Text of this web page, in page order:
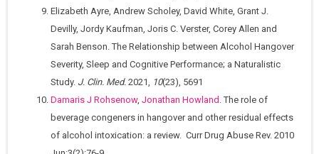
Elizabeth Ayre, Andrew Scholey, David White, Grant J.
Devilly, Jordy Kaufman, Joris C. Verster, Corey Allen and
Sarah Benson. The Relationship between Alcohol Hangover
Severity, Sleep and Cognitive Performance; a Naturalistic
Study. J. Clin. Med. 2021, 10(23), 5691
Damaris J Rohsenow, Jonathan Howland . The role of
beverage congeners in hangover and other residual effects
of alcohol intoxication: a review. Curr Drug Abuse Rev. 2010